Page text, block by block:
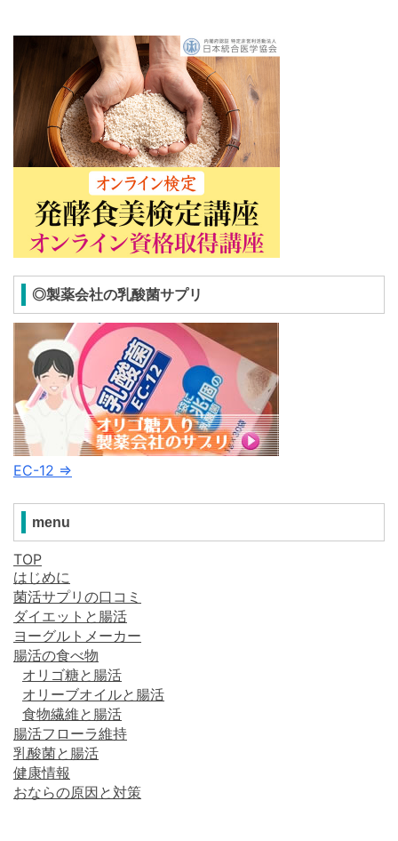
◎製薬会社の乳酸菌サプリ
EC-12 ⇒
menu
TOP
はじめに
菌活サプリの口コミ
ダイエットと腸活
ヨーグルトメーカー
腸活の食べ物
オリゴ糖と腸活
オリーブオイルと腸活
食物繊維と腸活
腸活フローラ維持
乳酸菌と腸活
健康情報
おならの原因と対策